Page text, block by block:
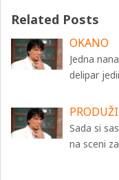
Related Posts
OKANO
Jedna
delipar
Sada si
na sceni